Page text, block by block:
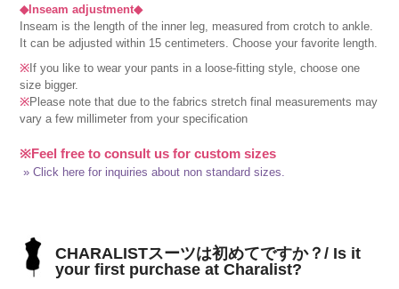
◆Inseam adjustment◆
Inseam is the length of the inner leg, measured from crotch to ankle.
It can be adjusted within 15 centimeters. Choose your favorite length.
※ If you like to wear your pants in a loose-fitting style, choose one
size bigger.
※Please note that due to the fabrics stretch final measurements may
vary a few millimeter from your specification
※Feel free to consult us for custom sizes
» Click here for inquiries about non standard sizes.
CHARALISTスーツは初めてですか？/ Is it
your first purchase at Charalist?